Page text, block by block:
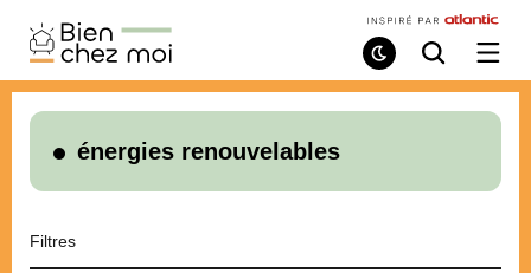
Bien
Chez
Moi
Mode
de
Recherche
/
le
énergies renouvelables
Filtres